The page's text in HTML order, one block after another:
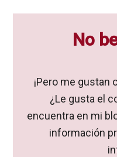
No
¡Pero me gustan
¿Le gusta el
encuentra en mi
información